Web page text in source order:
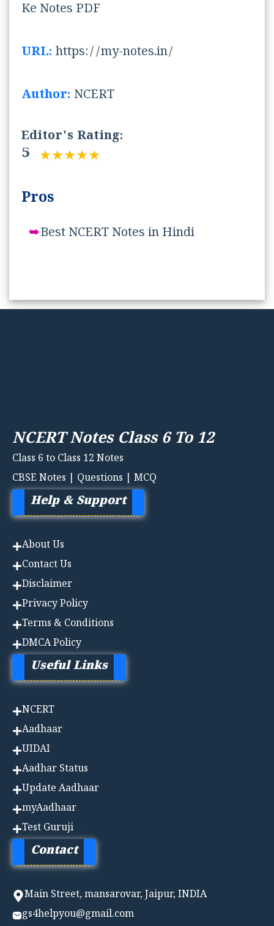
Ke Notes PDF
URL: https://my-notes.in/
Author: NCERT
Editor's Rating:
5
Pros
Best NCERT Notes in Hindi
NCERT Notes Class 6 To 12
Class 6 to Class 12 Notes
CBSE Notes | Questions | MCQ
Help & Support
About Us
Contact Us
Disclaimer
Privacy Policy
Terms & Conditions
DMCA Policy
Useful Links
NCERT
Aadhaar
UIDAI
Aadhar Status
Update Aadhaar
myAadhaar
Test Guruji
Contact
Main Street, mansarovar, Jaipur, INDIA
gs4helpyou@gmail.com